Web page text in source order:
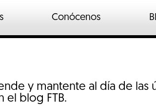
Conócenos
y mantente al día de las
el blog FTB.